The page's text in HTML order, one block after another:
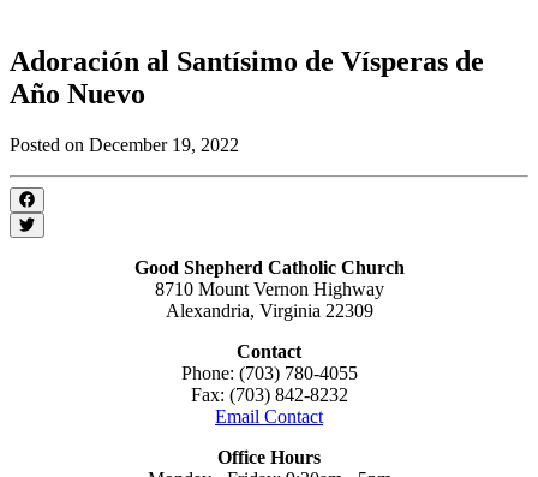
Adoración al Santísimo de Vísperas de
Año Nuevo
Posted on December 19, 2022
Good Shepherd Catholic Church
8710 Mount Vernon Highway
Alexandria, Virginia 22309
Contact
Phone: (703) 780-4055
Fax: (703) 842-8232
Email Contact
Office Hours